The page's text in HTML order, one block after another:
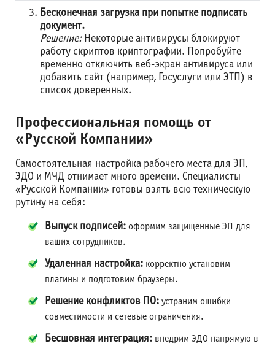
Бесконечная загрузка при попытке подписать
документ.
Решение:Некоторые антивирусы блокируют
работу скриптов криптографии. Попробуйте
временно отключить веб-экран антивируса или
добавить сайт (например, Госуслуги или ЭТП) в
список доверенных.
Профессиональная помощь от
«Русской Компании»
Самостоятельная настройка рабочего места для ЭП,
ЭДО и МЧД отнимает много времени. Специалисты
«Русской Компании» готовы взять всю техническую
рутину на себя:
Выпуск подписей: оформим защищенные ЭП для
ваших сотрудников.
Удаленная настройка: корректно установим
плагины и подготовим браузеры.
Решение конфликтов ПО: устраним ошибки
совместимости и сетевые ограничения.
Бесшовная интеграция: внедрим ЭДО напрямую в